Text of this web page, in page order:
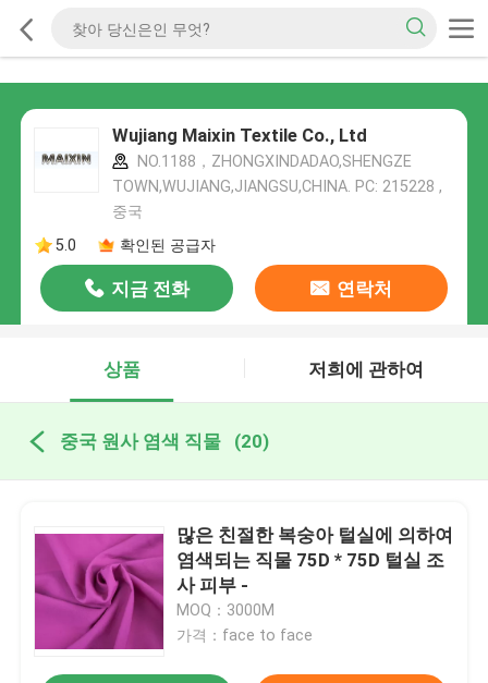
Wujiang Maixin Textile Co., Ltd
NO.1188，ZHONGXINDADAO,SHENGZE
TOWN,WUJIANG,JIANGSU,CHINA. PC: 215228 ,
중국
5.0
확인된 공급자
지금 전화 연락처
상품 저희에 관하여
중국 원사 염색 직물 (20)
많은 친절한 복숭아 털실에 의하여
염색되는 직물 75D * 75D 털실 조
사 피부 -
MOQ：3000M
가격：face to face